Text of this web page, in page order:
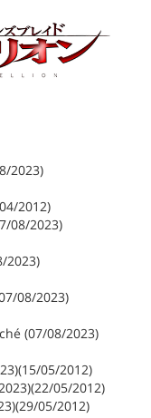
2023)
2012)
08/2023)
2023)
08/2023)
(07/08/2023)
05/2012)
05/2012)
05/2012)